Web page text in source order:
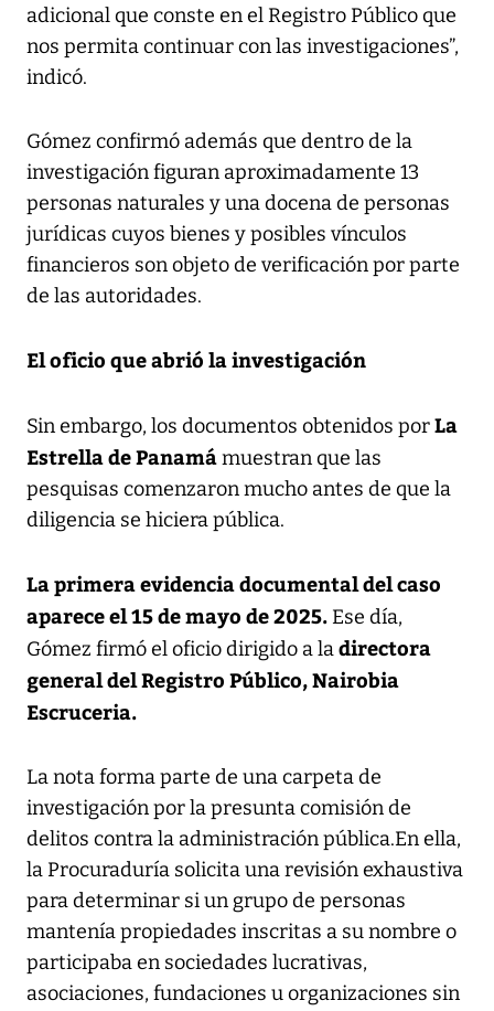
adicional que conste en el Registro Público que
nos permita continuar con las investigaciones”,
indicó.
Gómez confirmó además que dentro de la
investigación figuran aproximadamente 13
personas naturales y una docena de personas
jurídicas cuyos bienes y posibles vínculos
financieros son objeto de verificación por parte
de las autoridades.
El oficio que abrió la investigación
Sin embargo, los documentos obtenidos porLa
Estrella de Panamámuestran que las
pesquisas comenzaron mucho antes de que la
diligencia se hiciera pública.
La primera evidencia documental del caso
aparece el 15 de mayo de 2025.Ese día,
Gómez firmó el oficio dirigido a ladirectora
general del Registro Público, Nairobia
Escruceria.
La nota forma parte de una carpeta de
investigación por la presunta comisión de
delitos contra la administración pública.En ella,
la Procuraduría solicita una revisión exhaustiva
para determinar si un grupo de personas
mantenía propiedades inscritas a su nombre o
participaba en sociedades lucrativas,
asociaciones, fundaciones u organizaciones sin